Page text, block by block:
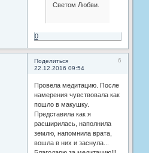
Светом Любви.
0
Поделиться
6
22.12.2016 09:54
Провела медитацию. После
намерения чувствовала как
пошло в макушку.
Представила как я
расширилась, наполнила
землю, напомнила врата,
вошла в них и заснула...